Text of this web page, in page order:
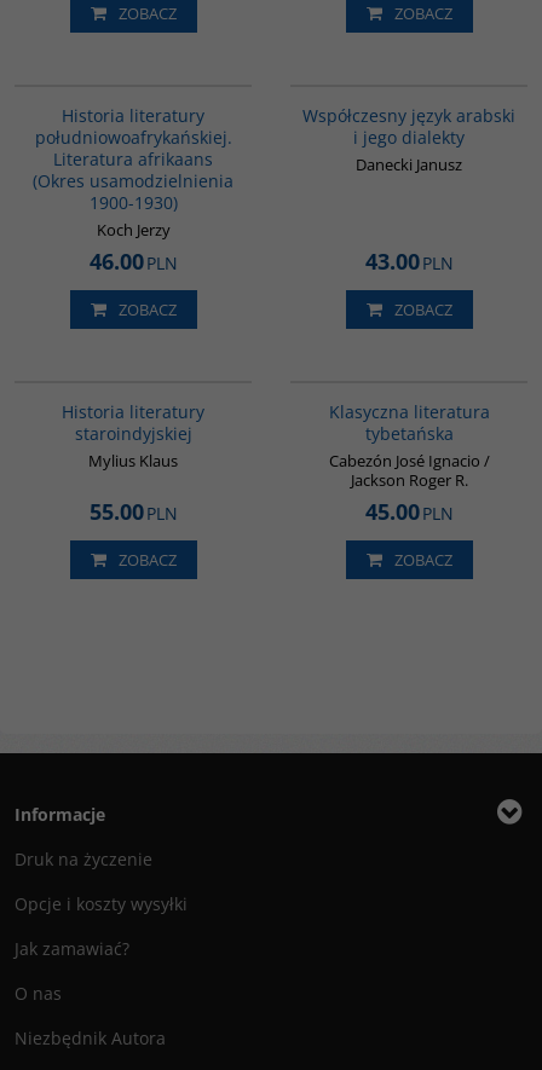
ZOBACZ ZOBACZ
Historia literatury
południowoafrykańskiej.
Literatura afrikaans
(Okres usamodzielnienia
1900-1930)
Koch Jerzy
46.00PLN
ZOBACZ
Współczesny język arabski
i jego dialekty
Danecki Janusz
43.00PLN
ZOBACZ
Historia literatury
staroindyjskiej
Mylius Klaus
55.00PLN
ZOBACZ
Klasyczna literatura
tybetańska
Cabezón José Ignacio /
Jackson Roger R.
45.00PLN
ZOBACZ
Informacje
Druk na życzenie
Opcje i koszty wysyłki
Jak zamawiać?
O nas
Niezbędnik Autora